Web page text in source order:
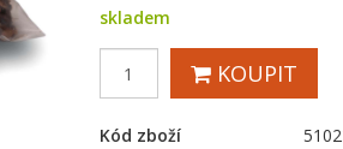
skladem
KOUPIT
Kód zboží